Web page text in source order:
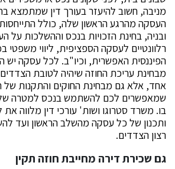
מניבה, חשוב להיעזר בעורך דין שמתמצא
העסקה מהרגע הראשון שלה, כולל התייחסות
ובניה, בחינת הזכויות בנכס וההשלכות על
רלוונטיים לעסקה הספציפית, ליווי משפטי
הפיננסית האפשרית, וכיו"ב. לכל עסקה יש
מבחינת עריכת החוזה שיהיה לטובת
אחד, אלא גם מבחינת החוקים והתקנות של
שמאפשרים לכם להשתמש בנכס למטרה
בו. משרד סטרוגו ושות' עורכי דין מלווה את
ותכנון של כל עסקה מהשלב הראשון ועד
רצון הצדדים.
גם שכירת דירה מחייבת חוזה תקין